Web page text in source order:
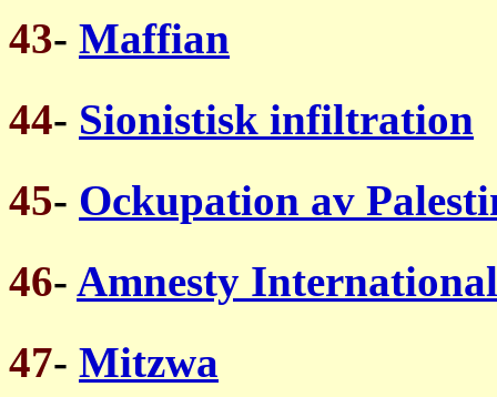
43- Maffian
44- Sionistisk infiltration
45- Ockupation av
46- Amnesty International
47- Mitzwa